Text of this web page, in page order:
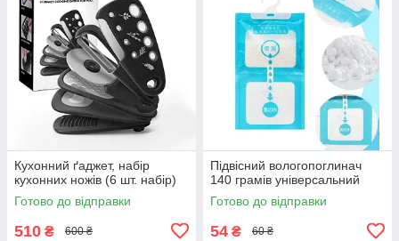
Кухонний ґаджет, набір
кухонних ножів (6 шт. набір)
Готово до відправки
510 ₴ 600 ₴
Підвісний вологопоглинач
140 грамів універсальний
Готово до відправки
54 ₴ 60 ₴